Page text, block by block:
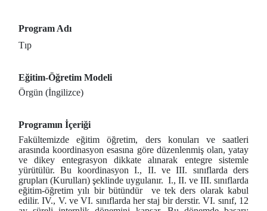
Program Adı
Tıp
Eğitim-Öğretim Modeli
Örgün (İngilizce)
Programın İçeriği
Fakültemizde eğitim öğretim, ders konuları ve saatleri
arasında koordinasyon esasına göre düzenlenmiş olan, yatay
ve dikey entegrasyon dikkate alınarak entegre sistemle
yürütülür. Bu koordinasyon I., II. ve III. sınıflarda ders
grupları (Kurulları) şeklinde uygulanır. I., II. ve III. sınıflarda
eğitim-öğretim yılı bir bütündür ve tek ders olarak kabul
edilir. IV., V. ve VI. sınıflarda her staj bir derstir. VI. sınıf, 12